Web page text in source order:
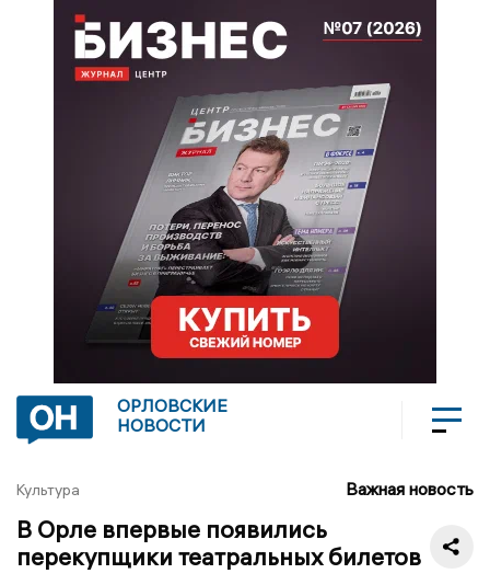
ОРЛОВСКИЕ
НОВОСТИ
Культура Важная новость
В Орле впервые появились
перекупщики театральных билетов